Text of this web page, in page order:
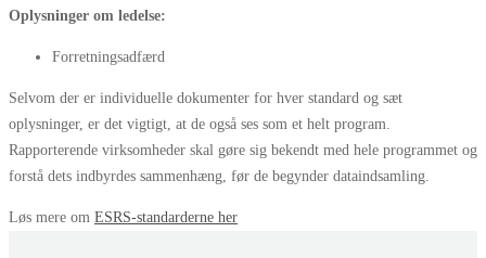
Oplysninger om ledelse:
Forretningsadfærd
Selvom der er individuelle dokumenter for hver standard og sæt
oplysninger, er det vigtigt, at de også ses som et helt program.
Rapporterende virksomheder skal gøre sig bekendt med hele programmet og
forstå dets indbyrdes sammenhæng, før de begynder dataindsamling.
Løs mere om ESRS-standarderne her